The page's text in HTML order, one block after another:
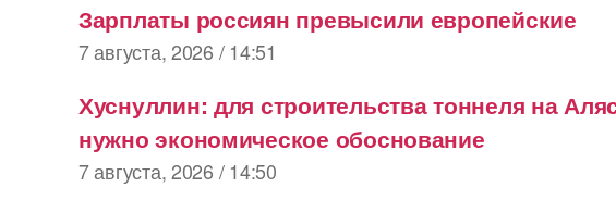
Зарплаты россиян превысили европейские
7 августа, 2026 / 14:51
Хуснуллин: для строительства тоннеля на
нужно экономическое обоснование
7 августа, 2026 / 14:50